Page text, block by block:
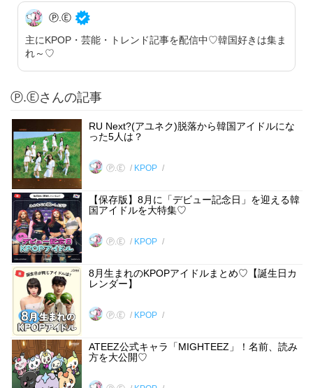
Ⓟ.Ⓔ
主にKPOP・芸能・トレンド記事を配信中♡韓国好きは集ま
れ～♡
Ⓟ.Ⓔさんの記事
RU Next?(アユネク)脱落から韓国アイドルにな
った5人は？
Ⓟ.Ⓔ KPOP
【保存版】8月に「デビュー記念日」を迎える韓
国アイドルを大特集♡
Ⓟ.Ⓔ KPOP
8月生まれのKPOPアイドルまとめ♡【誕生日カ
レンダー】
Ⓟ.Ⓔ KPOP
ATEEZ公式キャラ「MIGHTEEZ」！名前、読み
方を大公開♡